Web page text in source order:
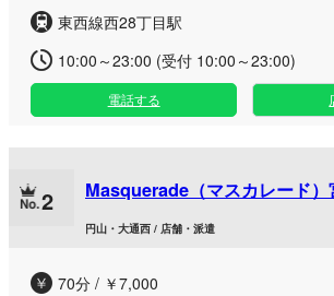
東西線西28丁目駅
10:00～23:00 (受付 10:00～23:00)
電話する
2 Masquerade（マスカレード）
円山・大通西 / 店舗・派遣
70分 / ￥7,000